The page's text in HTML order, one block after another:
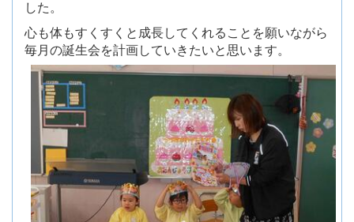
した。
心も体もすくすくと成長してくれることを願いながら
毎月の誕生会を計画していきたいと思います。